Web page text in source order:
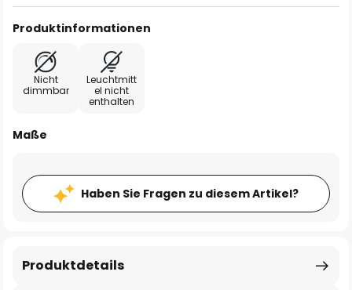
Produktinformationen
Nicht
dimmbar
Leuchtmitt
el nicht
enthalten
Maße
Haben Sie Fragen zu diesem Artikel?
Produktdetails